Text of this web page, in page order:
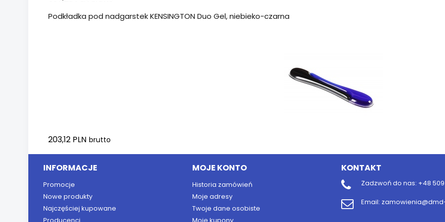
Podkładka pod nadgarstek KENSINGTON Duo Gel, niebieko-czarna
203,12 PLN brutto
INFORMACJE
Promocje
Nowe produkty
Najczęściej kupowane
MOJE KONTO
Historia zamówień
Moje adresy
Twoje dane osobiste
KONTAKT
Zadzwoń do nas: +48 509
Email: